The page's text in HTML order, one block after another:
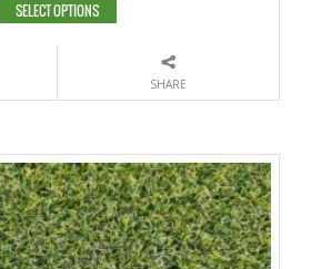
SELECT OPTIONS
SHARE